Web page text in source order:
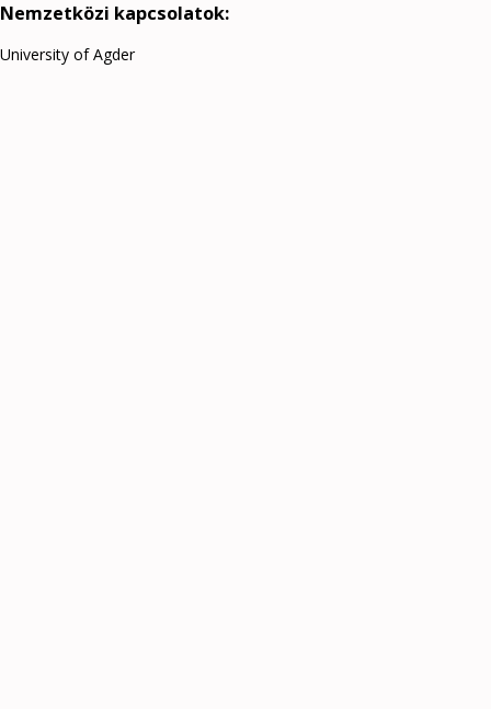
Nemzetközi kapcsolatok:
University of Agder